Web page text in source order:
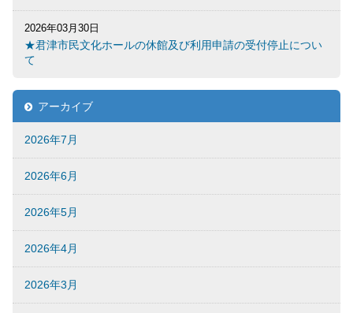
2026年03月30日
★君津市民文化ホールの休館及び利用申請の受付停止につい
て
アーカイブ
2026年7月
2026年6月
2026年5月
2026年4月
2026年3月